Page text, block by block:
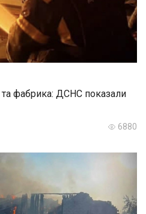
та фабрика: ДСНС показали
6880